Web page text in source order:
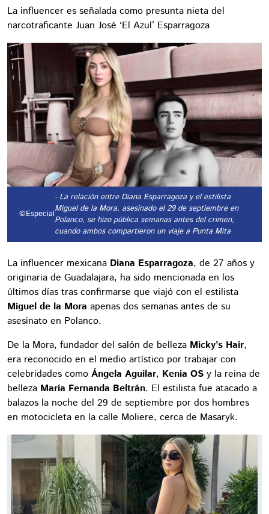
La influencer es señalada como presunta nieta del
narcotraficante Juan José ‘El Azul’ Esparragoza
©Especial
- La relación entre Diana Esparragoza y el estilista
Miguel de la Mora, asesinado el 29 de septiembre en
Polanco, se hizo pública semanas antes del crimen,
cuando ambos compartieron un viaje a Punta Mita
La influencer mexicana Diana Esparragoza, de 27 años y
originaria de Guadalajara, ha sido mencionada en los
últimos días tras confirmarse que viajó con el estilista
Miguel de la Mora apenas dos semanas antes de su
asesinato en Polanco.
De la Mora, fundador del salón de belleza Micky’s Hair,
era reconocido en el medio artístico por trabajar con
celebridades como Ángela Aguilar, Kenia OS y la reina de
belleza María Fernanda Beltrán. El estilista fue atacado a
balazos la noche del 29 de septiembre por dos hombres
en motocicleta en la calle Moliere, cerca de Masaryk.